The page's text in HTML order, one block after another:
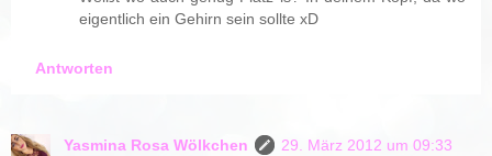
eigentlich ein Gehirn sein sollte xD
Antworten
Yasmina Rosa Wölkchen
29. März 2012 um 09:33